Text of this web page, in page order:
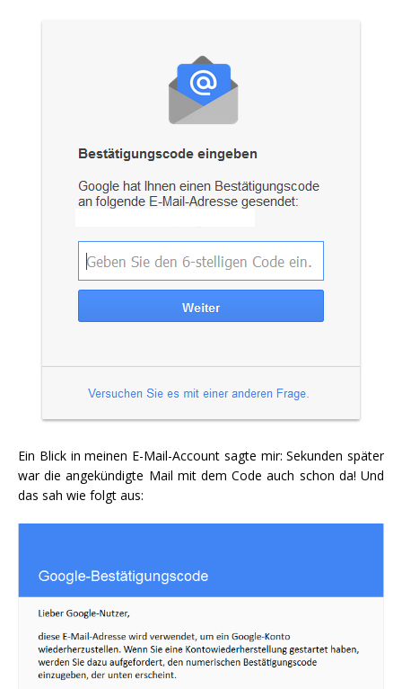
Ein Blick in meinen E-Mail-Account sagte mir: Sekunden später
war die angekündigte Mail mit dem Code auch schon da! Und
das sah wie folgt aus: